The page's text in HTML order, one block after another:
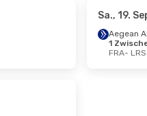
Sa., 19.
Aegean
1
FRA- LRS